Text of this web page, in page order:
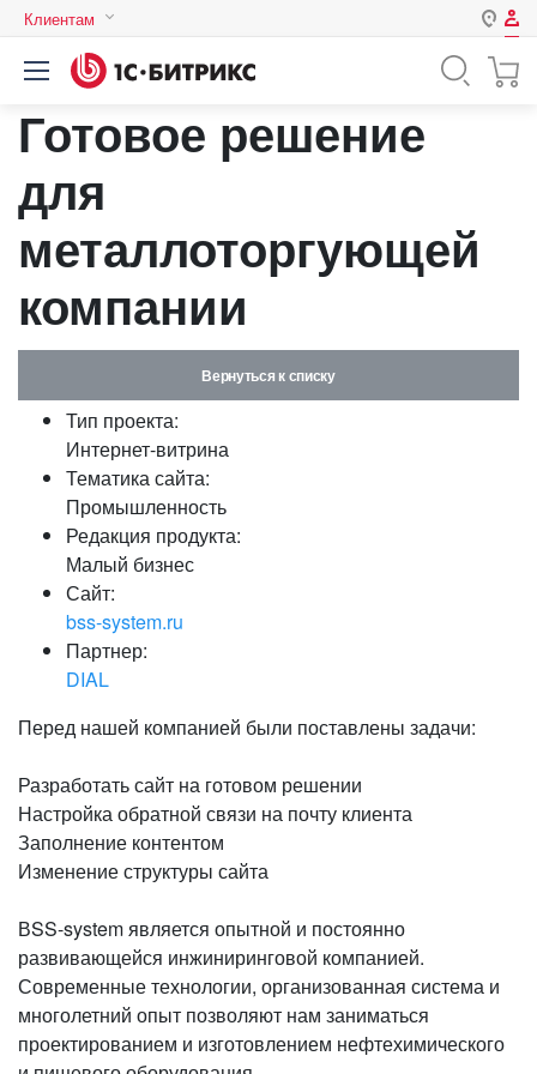
Клиентам
Казахстан
Авторизация
Пароль
компьютере
Забыли свой пароль?
или войдите с помощью
Готовое решение
для
металлоторгующей
компании
Вернуться к списку
Тип проекта:
Интернет-витрина
Тематика сайта:
Промышленность
Редакция продукта:
Малый бизнес
Сайт:
bss-system.ru
Партнер:
DIAL
Перед нашей компанией были поставлены задачи:
Разработать сайт на готовом решении
Настройка обратной связи на почту клиента
Заполнение контентом
Изменение структуры сайта
ВSS-system является опытной и постоянно
развивающейся инжиниринговой компанией.
Современные технологии, организованная система и
многолетний опыт позволяют нам заниматься
проектированием и изготовлением нефтехимического